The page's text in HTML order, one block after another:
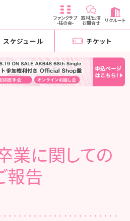
ファンクラブ
-柱の会-
取材/出演
お問合せ リクルート
スケジュール チケット
業に関しての
報告